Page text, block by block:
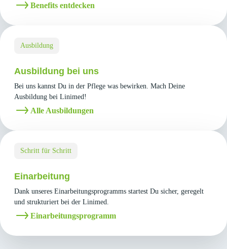
Benefits entdecken
Ausbildung
Ausbildung bei uns
Bei uns kannst Du in der Pflege was bewirken. Mach Deine
Ausbildung bei Linimed!
Alle Ausbildungen
Schritt für Schritt
Einarbeitung
Dank unseres Einarbeitungsprogramms startest Du sicher, geregelt
und strukturiert bei der Linimed.
Einarbeitungsprogramm